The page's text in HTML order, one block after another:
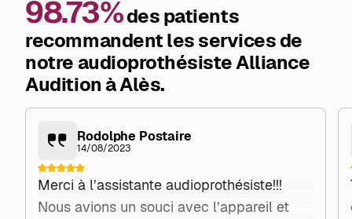
98.73%des patients
recommandent les services de
notre audioprothésiste Alliance
Audition à Alès.
Rodolphe Postaire
14/08/2023
Merci à l’assistante audioprothésiste!!!
Nous avions un souci avec l’appareil et